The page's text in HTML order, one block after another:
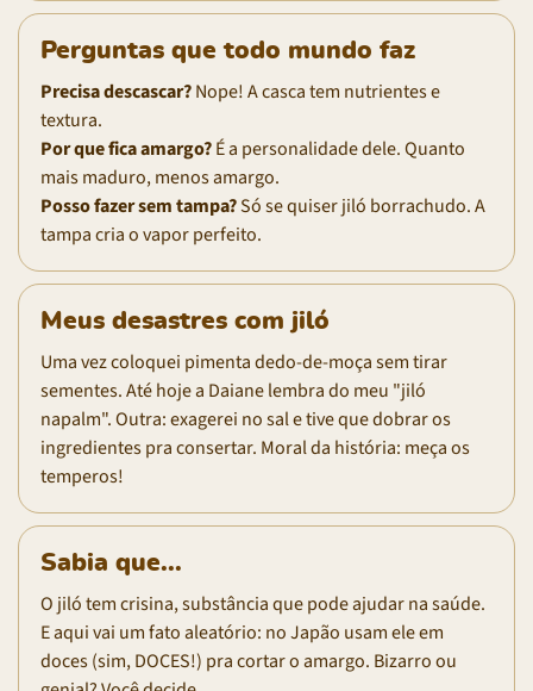
Perguntas que todo mundo faz
Precisa descascar?Nope! A casca tem nutrientes e
textura.
Por que fica amargo?É a personalidade dele. Quanto
mais maduro, menos amargo.
Posso fazer sem tampa?Só se quiser jiló borrachudo. A
tampa cria o vapor perfeito.
Meus desastres com jiló
Uma vez coloquei pimenta dedo-de-moça sem tirar
sementes. Até hoje a Daiane lembra do meu "jiló
napalm". Outra: exagerei no sal e tive que dobrar os
ingredientes pra consertar. Moral da história: meça os
temperos!
Sabia que...
O jiló tem crisina, substância que pode ajudar na saúde.
E aqui vai um fato aleatório: no Japão usam ele em
doces (sim, DOCES!) pra cortar o amargo. Bizarro ou